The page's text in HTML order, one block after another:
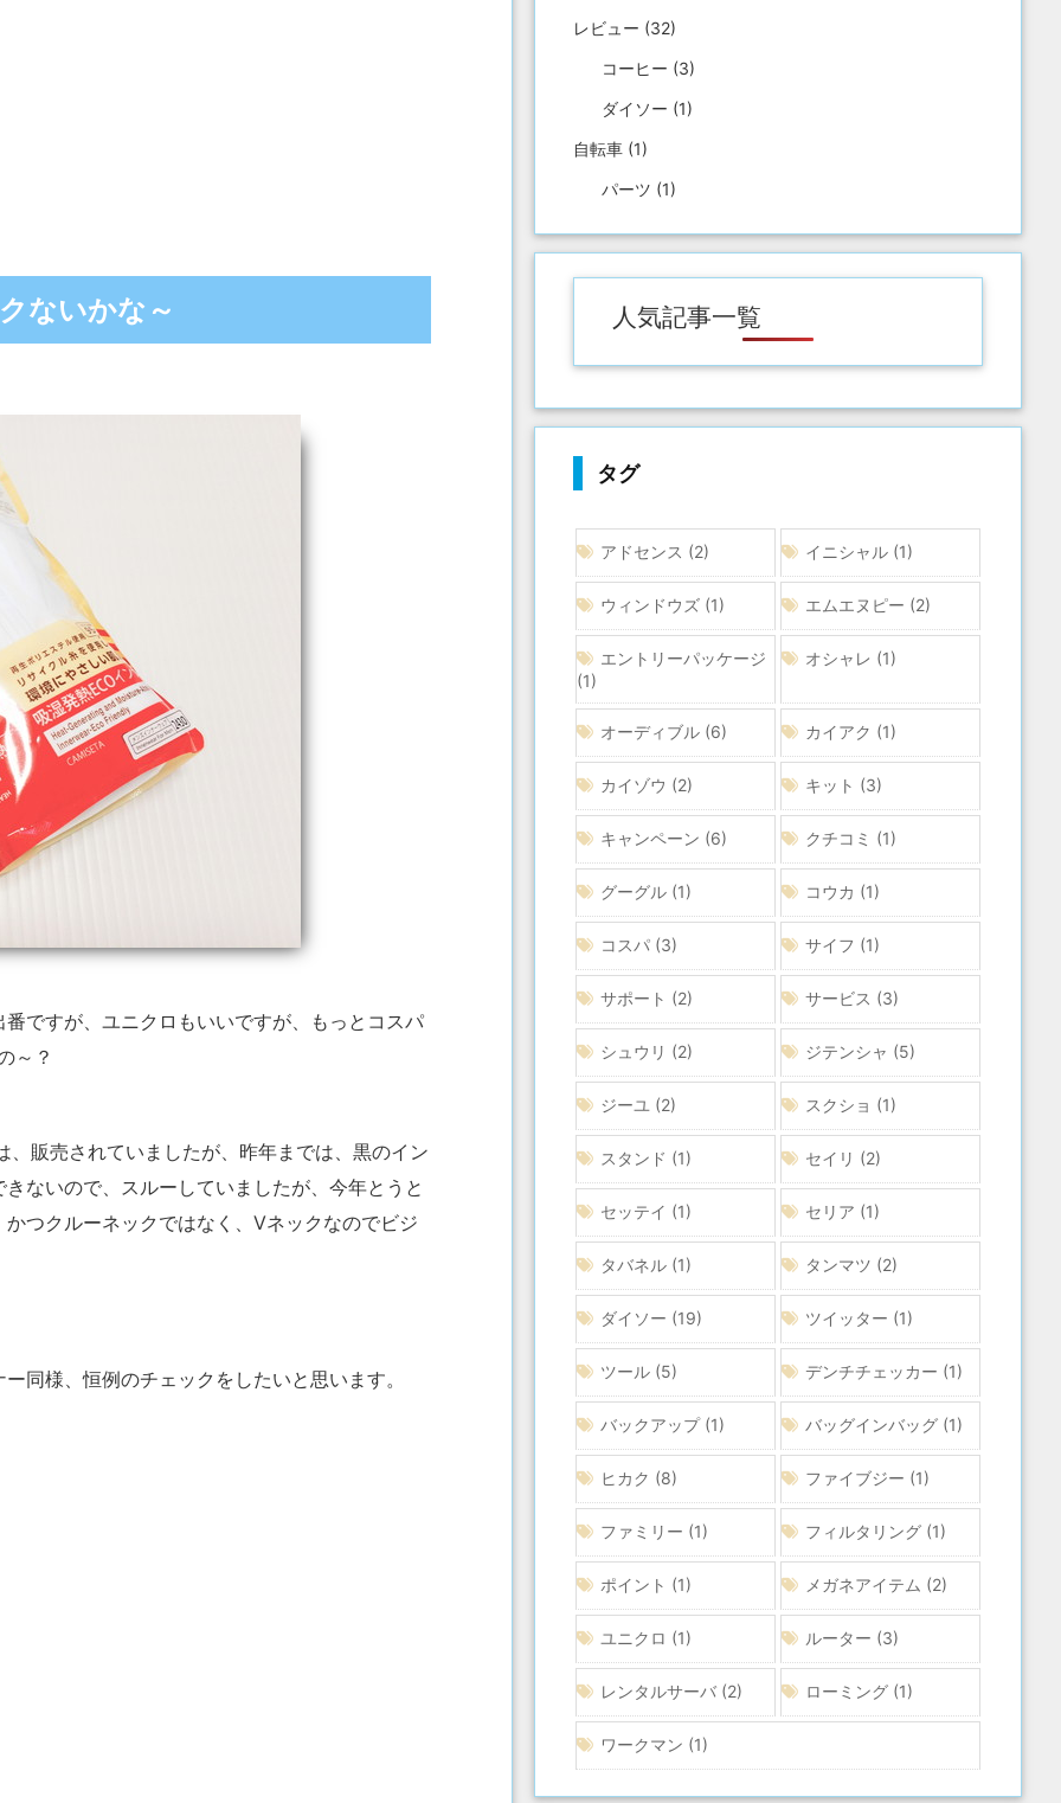
ないかな～
ですが、ユニクロもいいですが、もっとコスパ
～？
販売されていましたが、昨年までは、黒のイン
ないので、スルーしていましたが、今年とうと
つクルーネックではなく、Vネックなのでビジ
同様、恒例のチェックをしたいと思います。
レビュー (32)
コーヒー (3)
ダイソー (1)
自転車 (1)
パーツ (1)
人気記事一覧
タグ
アドセンス (2) イニシャル (1)
ウィンドウズ (1) エムエヌピー (2)
エントリーパッケージ
(1)
オシャレ (1)
オーディブル (6) カイアク (1)
カイゾウ (2) キット (3)
キャンペーン (6) クチコミ (1)
グーグル (1) コウカ (1)
コスパ (3) サイフ (1)
サポート (2) サービス (3)
シュウリ (2) ジテンシャ (5)
ジーユ (2) スクショ (1)
スタンド (1) セイリ (2)
セッテイ (1) セリア (1)
タバネル (1) タンマツ (2)
ダイソー (19) ツイッター (1)
ツール (5) デンチチェッカー (1)
バックアップ(1) バッグインバッグ (1)
ヒカク (8) ファイブジー (1)
ファミリー (1) フィルタリング (1)
ポイント (1) メガネアイテム (2)
ユニクロ (1) ルーター (3)
レンタルサーバ (2) ローミング (1)
ワークマン (1)